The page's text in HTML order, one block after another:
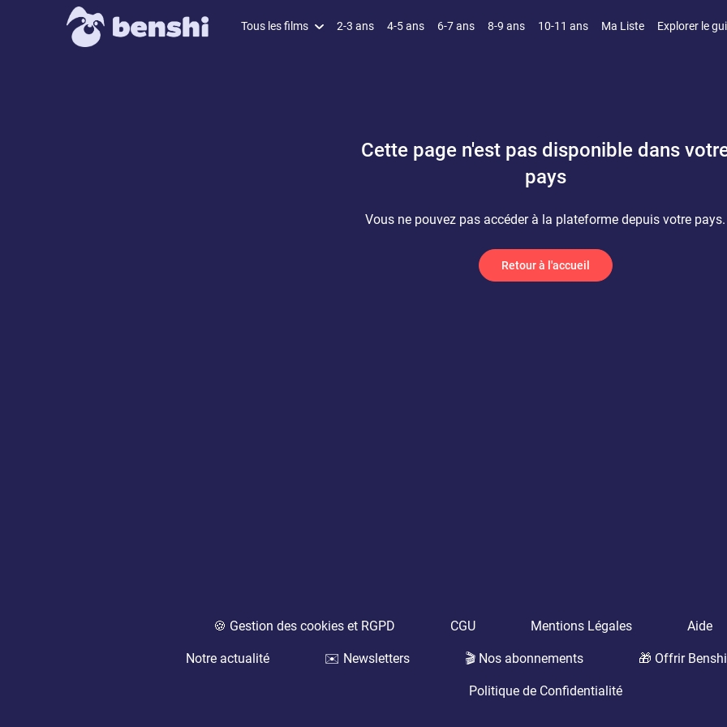
Tous les films 2-3 ans 4-5 ans 6-7 ans 8-9 ans 10-11 ans Ma Liste Explorer le
Cette page n'est pas disponible dans
pays
Vous ne pouvez pas accéder à la plateforme depuis votre pays.
Retour à l'accueil
🍪 Gestion des cookies et RGPD CGU Mentions Légales Aide
Notre actualité ✉️ Newsletters 🎬 Nos abonnements 🎁 Offrir Benshi
Politique de Confidentialité